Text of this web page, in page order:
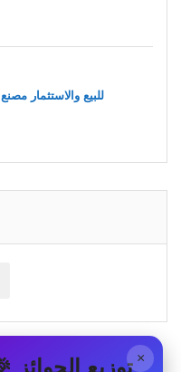
للبيع والاستثمار
× 🎉 توزيع الجوائز